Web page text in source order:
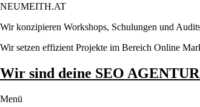
NEUMEITH.AT
Wir konzipieren Workshops, Schulungen und
Wir setzen effizient Projekte im Bereich Online
Wir sind deine SEO
Menü